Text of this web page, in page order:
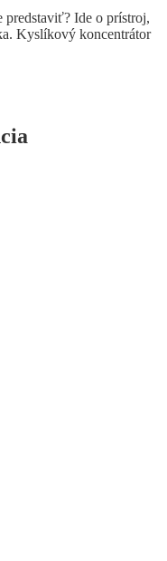
predstaviť? Ide o prístroj,
Kyslíkový koncentrátor